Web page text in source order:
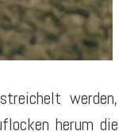
werden,
herum die